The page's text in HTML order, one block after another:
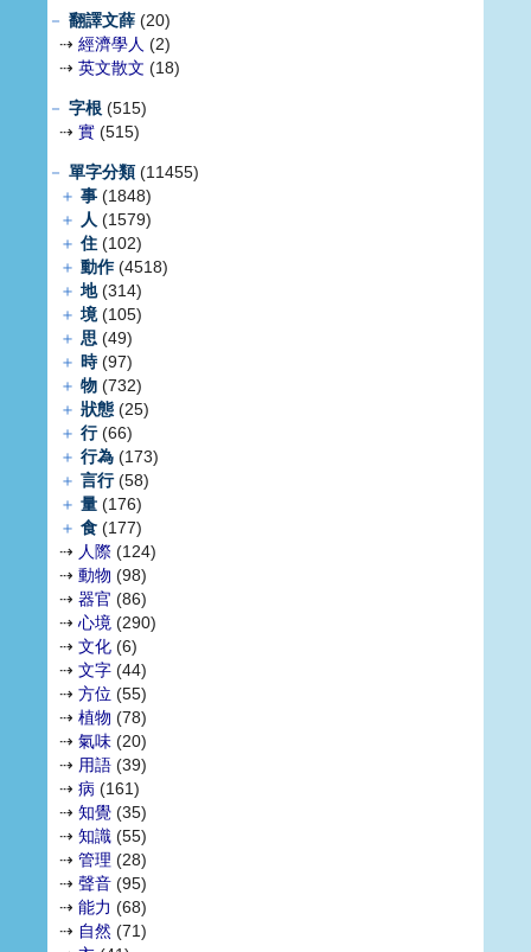
－ 翻譯文薛 (20)
⇢ 經濟學人 (2)
⇢ 英文散文 (18)
－ 字根 (515)
⇢ 實 (515)
－ 單字分類(11455)
＋ 事 (1848)
＋ 人 (1579)
＋ 住 (102)
＋ 動作(4518)
＋ 地(314)
＋ 境(105)
＋ 思 (49)
＋ 時(97)
＋ 物 (732)
＋ 狀態 (25)
＋ 行(66)
＋ 行為 (173)
＋ 言行(58)
＋ 量 (176)
＋ 食 (177)
⇢ 人際 (124)
⇢ 動物 (98)
⇢ 器官 (86)
⇢ 心境 (290)
⇢ 文化 (6)
⇢ 文字 (44)
⇢ 方位 (55)
⇢ 植物 (78)
⇢ 氣味 (20)
⇢ 用語 (39)
⇢ 病 (161)
⇢ 知覺 (35)
⇢ 知識 (55)
⇢ 管理 (28)
⇢ 聲音 (95)
⇢ 能力 (68)
⇢ 自然 (71)